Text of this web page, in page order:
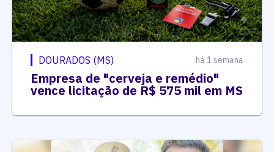
DOURADOS (MS) há 1 semana
Empresa de "cerveja e remédio"
vence licitação de R$ 575 mil em MS